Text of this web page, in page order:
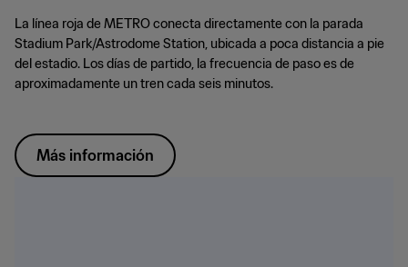
La línea roja de METRO conecta directamente con la parada
Stadium Park/Astrodome Station, ubicada a poca distancia a pie
del estadio. Los días de partido, la frecuencia de paso es de
aproximadamente un tren cada seis minutos.
Más información